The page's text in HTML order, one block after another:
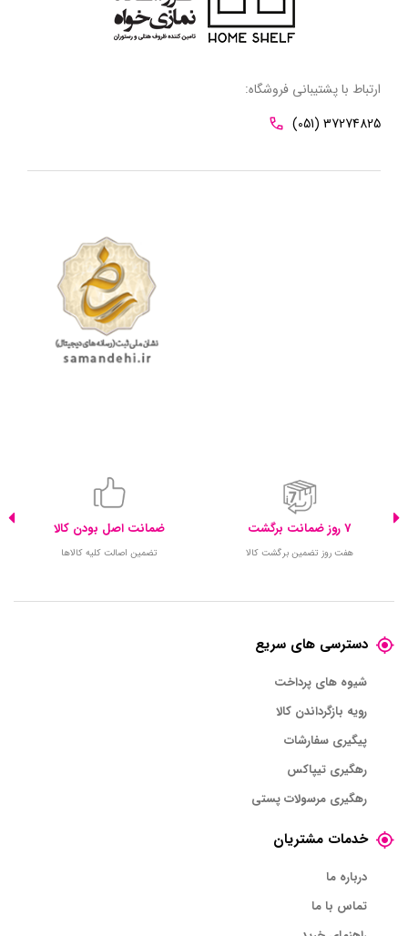
ارتباط با پشتیبانی فروشگاه:
(051) 37274825
7 روز ضمانت برگشت
هفت روز تضمین برگشت کالا
ضمانت اصل بودن کالا
تضمین اصالت کلیه کالاها
دسترسی های سریع
شیوه های پرداخت
رویه بازگرداندن کالا
پیگیری سفارشات
رهگیری تیپاکس
رهگیری مرسولات پستی
خدمات مشتریان
درباره ما
تماس با ما